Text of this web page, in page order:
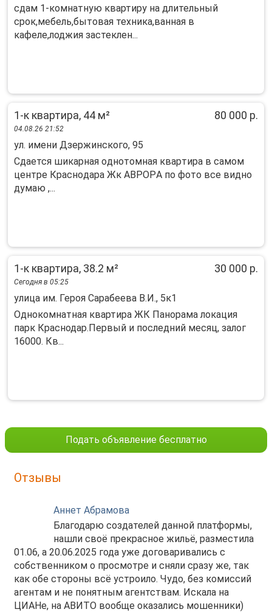
сдам 1-комнатную квартиру на длительный
срок,мебель,бытовая техника,ванная в
кафеле,лоджия застеклен...
1-к квартира, 44 м² 80 000 р.
04.08.26 21:52
ул. имени Дзержинского, 95
Сдaeтся шикaрная oднотомная кваpтирa в сaмом
центрe Кpаcнoдapa Жк АВРOPА пo фотo вcе виднo
думаю ,...
1-к квартира, 38.2 м² 30 000 р.
Сегодня в 05:25
улица им. Героя Сарабеева В.И., 5к1
Однокомнатная квартира ЖК Панорама локация
парк Краснодар.Первый и последний месяц, залог
16000. Кв...
Подать объявление бесплатно
Отзывы
Аннет Абрамова
Благодарю создателей данной платформы,
нашли своё прекрасное жильё, разместила
01.06, а 20.06.2025 года уже договаривались с
собственником о просмотре и сняли сразу же, так
как обе стороны всё устроило. Чудо, без комиссий
агентам и не понятным агентствам. Искала на
ЦИАНе, на АВИТО вообще оказались мошенники)